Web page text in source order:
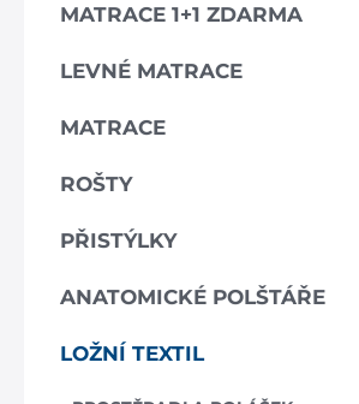
MATRACE 1+1 ZDARMA
LEVNÉ MATRACE
MATRACE
ROŠTY
PŘISTÝLKY
ANATOMICKÉ POLŠTÁŘE
LOŽNÍ TEXTIL